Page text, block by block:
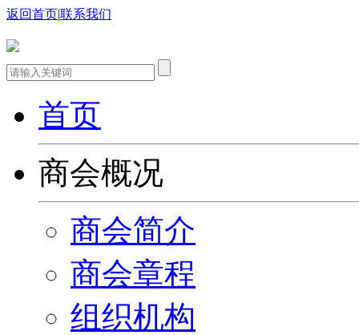
返回首页|联系我们
首页
商会概况
商会简介
商会章程
组织机构